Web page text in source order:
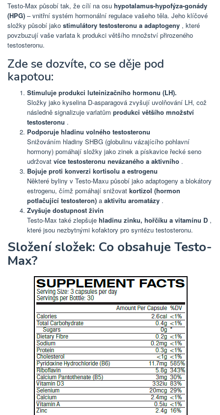
Testo-Max působí tak, že cílí na osu hypotalamus-hypofýza-gonády
(HPG) – vnitřní systém hormonální regulace vašeho těla. Jeho klíčové
složky působí jako stimulátory testosteronu a adaptogeny , které
povzbuzují vaše varlata k produkci většího množství přirozeného
testosteronu.
Zde se dozvíte, co se děje pod
kapotou:
Stimuluje produkci luteinizačního hormonu (LH).
Složky jako kyselina D-asparagová zvyšují uvolňování LH, což
následně signalizuje varlatům produkci většího množství
testosteronu .
Podporuje hladinu volného testosteronu
Snižováním hladiny SHBG (globulinu vázajícího pohlavní
hormony) pomáhají složky jako zinek a pískavice řecké seno
udržovat více testosteronu nevázaného a aktivního .
Bojuje proti konverzi kortisolu a estrogenu
Některé byliny v Testo-Maxu působí jako adaptogeny a blokátory
estrogenu, čímž pomáhají snižovat kortizol (hormon
potlačující testosteron) a aktivitu aromatázy .
Zvyšuje dostupnost živin
Testo-Max také zlepšuje hladinu zinku, hořčíku a vitamínu D ,
které jsou nezbytnými kofaktory pro syntézu testosteronu.
Složení složek: Co obsahuje Testo-
Max?